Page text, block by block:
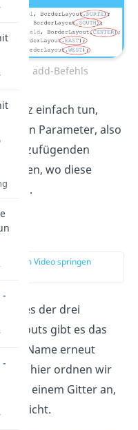
des add-Befehls
ganz einfach tun,
Parameter, also
wo diese
soll.
im Video springen
letztes der drei
Layouts gibt es das
Name erneut
denn hier ordnen wir
in einem Gitter an,
gleicht.
-
-